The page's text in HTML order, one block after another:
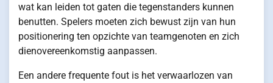
wat kan leiden tot gaten die tegenstanders kunnen
benutten. Spelers moeten zich bewust zijn van hun
positionering ten opzichte van teamgenoten en zich
dienovereenkomstig aanpassen.
Een andere frequente fout is het verwaarlozen van